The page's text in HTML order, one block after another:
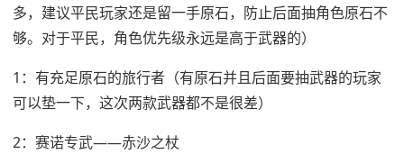
多，建议平民玩家还是留一手原石，防止后面抽角色原石不
够。对于平民，角色优先级永远是高于武器的）
1：有充足原石的旅行者（有原石并且后面要抽武器的玩家
可以垫一下，这次两款武器都不是很差）
2：赛诺专武——赤沙之杖